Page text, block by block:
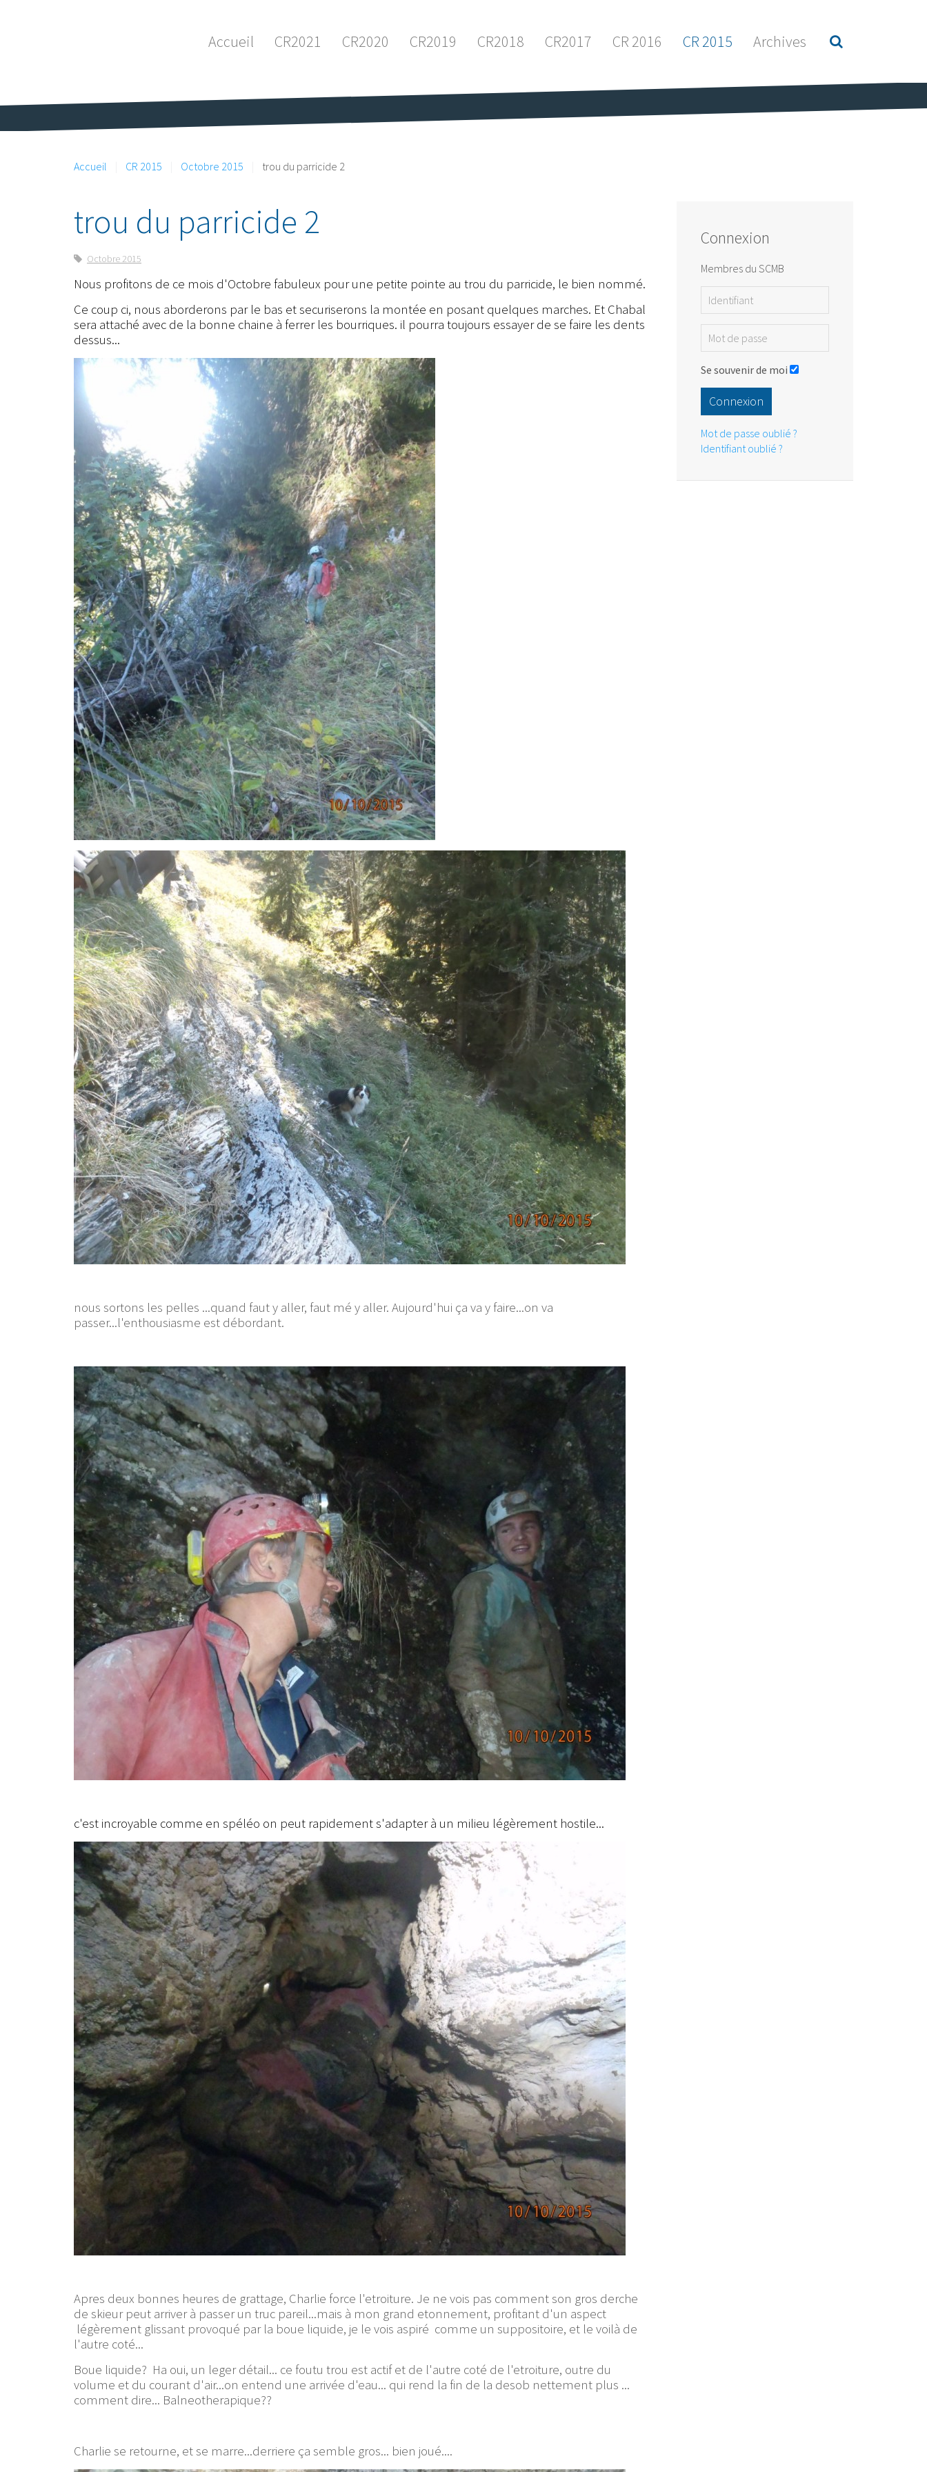
Accueil CR2021 CR2020 CR2019 CR2018 CR2017 CR 2016 CR 2015 Archives
Accueil CR 2015 Octobre 2015 trou du parricide 2
trou du parricide 2
Octobre 2015
Nous profitons de ce mois d'Octobre fabuleux pour une petite pointe au trou du parricide, le bien nommé.
Ce coup ci, nous aborderons par le bas et securiserons la montée en posant quelques marches. Et Chabal
sera attaché avec de la bonne chaine à ferrer les bourriques. il pourra toujours essayer de se faire les dents
dessus...
nous sortons les pelles ...quand faut y aller, faut mé y aller. Aujourd'hui ça va y faire...on va
passer...l'enthousiasme est débordant.
c'est incroyable comme en spéléo on peut rapidement s'adapter à un milieu légèrement hostile...
Apres deux bonnes heures de grattage, Charlie force l'etroiture. Je ne vois pas comment son gros derche
de skieur peut arriver à passer un truc pareil...mais à mon grand etonnement, profitant d'un aspect
légèrement glissant provoqué par la boue liquide, je le vois aspiré comme un suppositoire, et le voilà de
l'autre coté...
Boue liquide? Ha oui, un leger détail... ce foutu trou est actif et de l'autre coté de l'etroiture, outre du
volume et du courant d'air...on entend une arrivée d'eau... qui rend la fin de la desob nettement plus ...
comment dire... Balneotherapique??
Charlie se retourne, et se marre...derriere ça semble gros... bien joué....
Connexion
Membres du SCMB
Se souvenir de moi
Connexion
Mot de passe oublié ?
Identifiant oublié ?